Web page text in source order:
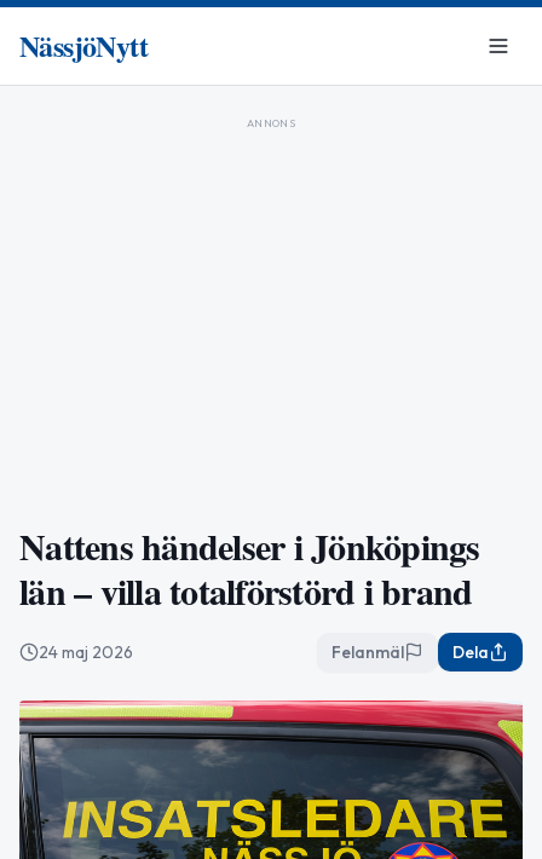
NässjöNytt
ANNONS
Nattens händelser i Jönköpings
län – villa totalförstörd i brand
24 maj 2026 Felanmäl Dela